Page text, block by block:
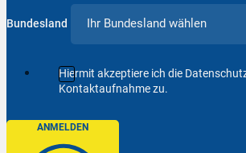
Bundesland
Hiermit akzeptiere ich die
Kontaktaufnahme zu.
ANMELDEN